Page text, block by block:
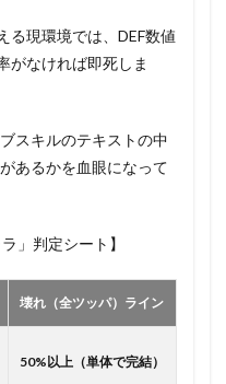
る現環境では、DEF数値
がなければ即死しま
スキルのテキストの中
あるかを血眼になって
」判定シート】
壊れ（全ツッパ）ライン
50%以上（単体で完結）